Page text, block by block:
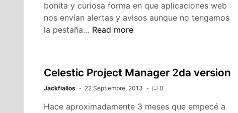
bonita y curiosa forma en que aplicaciones web
nos envían alertas y avisos aunque no tengamos
la pestaña… Notificaciones
javascript
Read more
Celestic Project Manager 2da version
Jackfiallos 22 Septiembre, 2013 0
Hace aproximadamente 3 meses que empecé a